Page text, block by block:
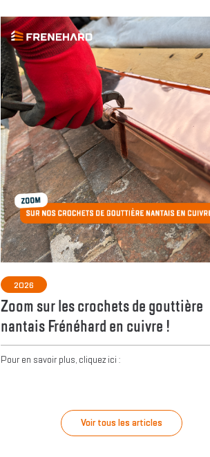
2026
Zoom sur les crochets de gouttière
nantais Frénéhard en cuivre !
Pour en savoir plus, cliquez ici :
Voir tous les articles